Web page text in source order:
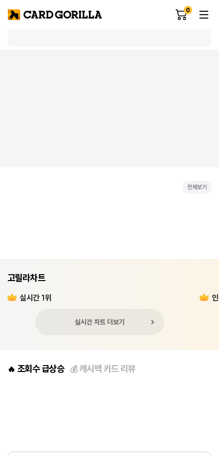
0
전체보기
고릴라차트
실시간 1위
실시간 차트 더보기
🔥 조회수 급상승 💰캐시백 카드 리뷰